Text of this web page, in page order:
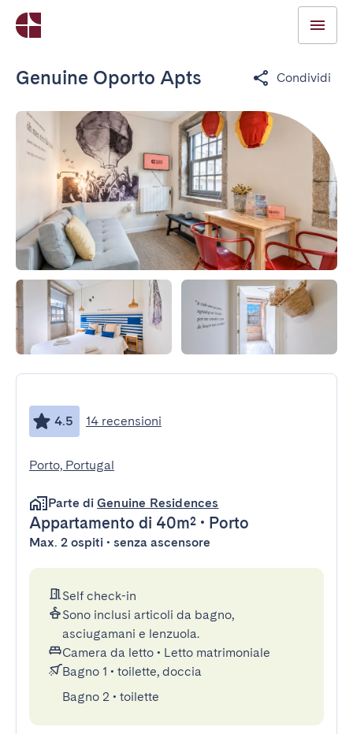
Genuine Oporto Apts Condividi
4.5 14 recensioni
Porto, Portugal
Parte di Genuine Residences
Appartamento di 40m² • Porto
Max. 2 ospiti • senza ascensore
Self check-in
Sono inclusi articoli da bagno,
asciugamani e lenzuola.
Camera da letto • Letto matrimoniale
Bagno 1 • toilette, doccia
Bagno 2 • toilette